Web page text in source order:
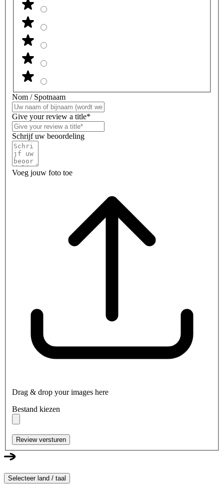
Nom / Spotnaam
Give your review a title*
Schrijf uw beoordeling
Voeg jouw foto toe
Drag & drop your images here
Bestand kiezen
Review versturen
Selecteer land / taal